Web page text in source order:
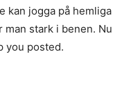
kan jogga på hemliga
stark i benen. Nu
you posted.